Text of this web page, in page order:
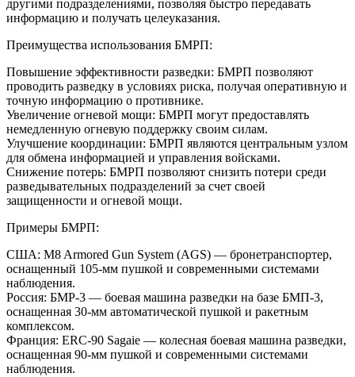
другими подразделениями, позволяя быстро передавать
информацию и получать целеуказания.
Преимущества использования БМРП:
Повышение эффективности разведки: БМРП позволяют
проводить разведку в условиях риска, получая оперативную и
точную информацию о противнике.
Увеличение огневой мощи: БМРП могут предоставлять
немедленную огневую поддержку своим силам.
Улучшение координации: БМРП являются центральным узлом
для обмена информацией и управления войсками.
Снижение потерь: БМРП позволяют снизить потери среди
разведывательных подразделений за счет своей
защищенности и огневой мощи.
Примеры БМРП:
США: M8 Armored Gun System (AGS) — бронетранспортер,
оснащенный 105-мм пушкой и современными системами
наблюдения.
Россия: БМР-3 — боевая машина разведки на базе БМП-3,
оснащенная 30-мм автоматической пушкой и ракетным
комплексом.
Франция: ERC-90 Sagaie — колесная боевая машина разведки,
оснащенная 90-мм пушкой и современными системами
наблюдения.